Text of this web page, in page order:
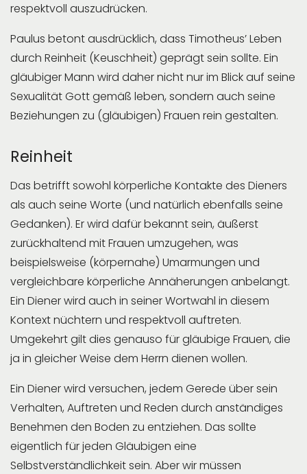
respektvoll auszudrücken.
Paulus betont ausdrücklich, dass Timotheus’ Leben
durch Reinheit (Keuschheit) geprägt sein sollte. Ein
gläubiger Mann wird daher nicht nur im Blick auf seine
Sexualität Gott gemäß leben, sondern auch seine
Beziehungen zu (gläubigen) Frauen rein gestalten.
Reinheit
Das betrifft sowohl körperliche Kontakte des Dieners
als auch seine Worte (und natürlich ebenfalls seine
Gedanken). Er wird dafür bekannt sein, äußerst
zurückhaltend mit Frauen umzugehen, was
beispielsweise (körpernahe) Umarmungen und
vergleichbare körperliche Annäherungen anbelangt.
Ein Diener wird auch in seiner Wortwahl in diesem
Kontext nüchtern und respektvoll auftreten.
Umgekehrt gilt dies genauso für gläubige Frauen, die
ja in gleicher Weise dem Herrn dienen wollen.
Ein Diener wird versuchen, jedem Gerede über sein
Verhalten, Auftreten und Reden durch anständiges
Benehmen den Boden zu entziehen. Das sollte
eigentlich für jeden Gläubigen eine
Selbstverständlichkeit sein. Aber wir müssen